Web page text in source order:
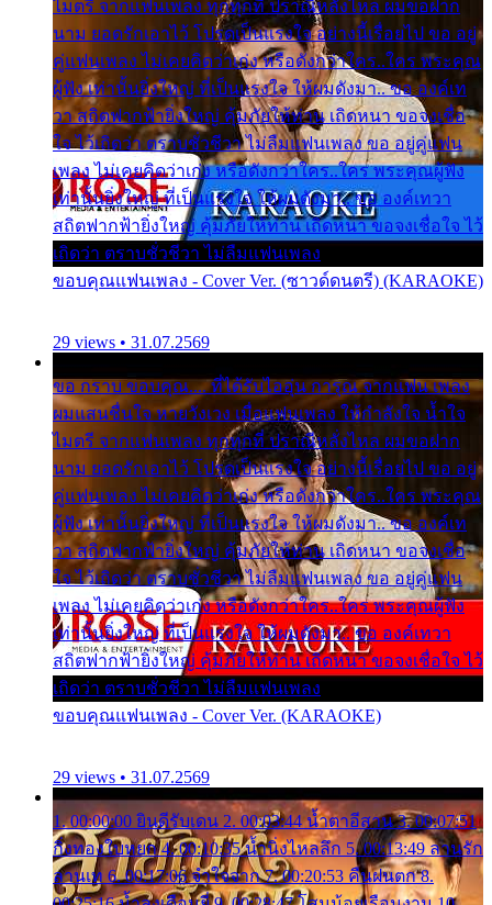
ไมตรี จากแฟนเพลง ทุกทุกที่ ปราณีหลั่งไหล ผมขอฝาก
นาม ยอดรักเอาไว้ โปรดเป็นแรงใจ อย่างนี้เรื่อยไป ขอ อยู่
คู่แฟนเพลง ไม่เคยคิดว่าเก่ง หรือดังกว่าใคร..ใคร พระคุณ
ผู้ฟัง เท่านั้นยิ่งใหญ่ ที่เป็นแรงใจ ให้ผมดังมา.. ขอ องค์เท
วา สถิตฟากฟ้ายิ่งใหญ่ คุ้มภัยให้ท่าน เถิดหนา ขอจงเชื่อ
ใจ ไว้เถิดว่า ตราบชั่วชีวา ไม่ลืมแฟนเพลง ขอ อยู่คู่แฟน
เพลง ไม่เคยคิดว่าเก่ง หรือดังกว่าใคร..ใคร พระคุณผู้ฟัง
เท่านั้นยิ่งใหญ่ ที่เป็นแรงใจ ให้ผมดังมา.. ขอ องค์เทวา
สถิตฟากฟ้ายิ่งใหญ่ คุ้มภัยให้ท่าน เถิดหนา ขอจงเชื่อใจ ไว้
เถิดว่า ตราบชั่วชีวา ไม่ลืมแฟนเพลง
ขอบคุณแฟนเพลง - Cover Ver. (ซาวด์ดนตรี) (KARAOKE)
29 views • 31.07.2569
ขอ กราบ ขอบคุณ.... ที่ได้รับไออุ่น การุณ จากแฟน เพลง
ผมแสนชื่นใจ หายวังเวง เมื่อแฟนเพลง ให้กำลังใจ น้ำใจ
ไมตรี จากแฟนเพลง ทุกทุกที่ ปราณีหลั่งไหล ผมขอฝาก
นาม ยอดรักเอาไว้ โปรดเป็นแรงใจ อย่างนี้เรื่อยไป ขอ อยู่
คู่แฟนเพลง ไม่เคยคิดว่าเก่ง หรือดังกว่าใคร..ใคร พระคุณ
ผู้ฟัง เท่านั้นยิ่งใหญ่ ที่เป็นแรงใจ ให้ผมดังมา.. ขอ องค์เท
วา สถิตฟากฟ้ายิ่งใหญ่ คุ้มภัยให้ท่าน เถิดหนา ขอจงเชื่อ
ใจ ไว้เถิดว่า ตราบชั่วชีวา ไม่ลืมแฟนเพลง ขอ อยู่คู่แฟน
เพลง ไม่เคยคิดว่าเก่ง หรือดังกว่าใคร..ใคร พระคุณผู้ฟัง
เท่านั้นยิ่งใหญ่ ที่เป็นแรงใจ ให้ผมดังมา.. ขอ องค์เทวา
สถิตฟากฟ้ายิ่งใหญ่ คุ้มภัยให้ท่าน เถิดหนา ขอจงเชื่อใจ ไว้
เถิดว่า ตราบชั่วชีวา ไม่ลืมแฟนเพลง
ขอบคุณแฟนเพลง - Cover Ver. (KARAOKE)
29 views • 31.07.2569
1. 00:00:00 ยินดีรับเดน 2. 00:03:44 น้ำตาอีสาน 3. 00:07:51
กิ่งทองใบหยก 4. 00:10:35 น้ำนิ่งไหลลึก 5. 00:13:49 ลานรัก
ลานเท 6. 00:17:06 จำใจจาก 7. 00:20:53 คืนฝนตก 8.